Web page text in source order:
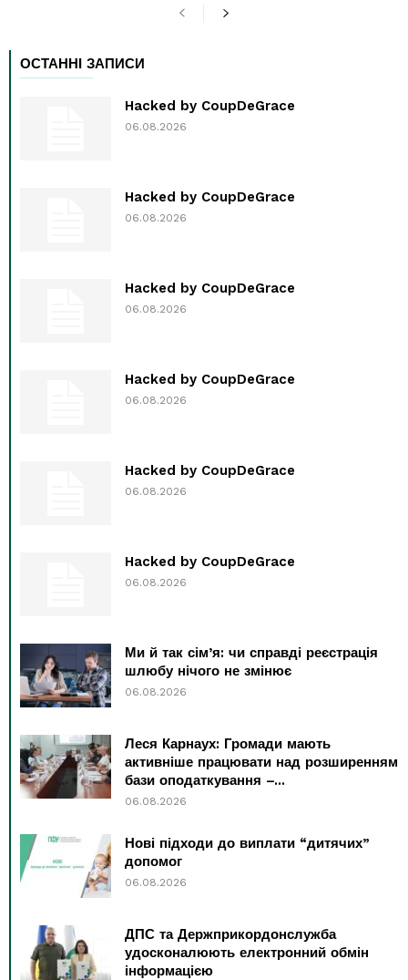
ОСТАННІ ЗАПИСИ
Hacked by CoupDeGrace
06.08.2026
Hacked by CoupDeGrace
06.08.2026
Hacked by CoupDeGrace
06.08.2026
Hacked by CoupDeGrace
06.08.2026
Hacked by CoupDeGrace
06.08.2026
Hacked by CoupDeGrace
06.08.2026
Ми й так сім’я: чи справді реєстрація
шлюбу нічого не змінює
06.08.2026
Леся Карнаух: Громади мають
активніше працювати над розширенням
бази оподаткування –...
06.08.2026
Нові підходи до виплати “дитячих”
допомог
06.08.2026
ДПС та Держприкордонслужба
удосконалюють електронний обмін
інформацією